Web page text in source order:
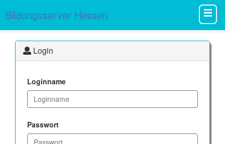
Bildungsserver Hessen
Login
Loginname
Passwort